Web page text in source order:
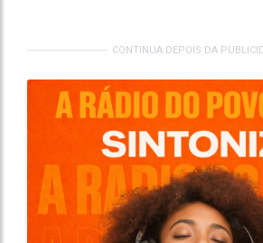
CONTINUA DEPOIS DA